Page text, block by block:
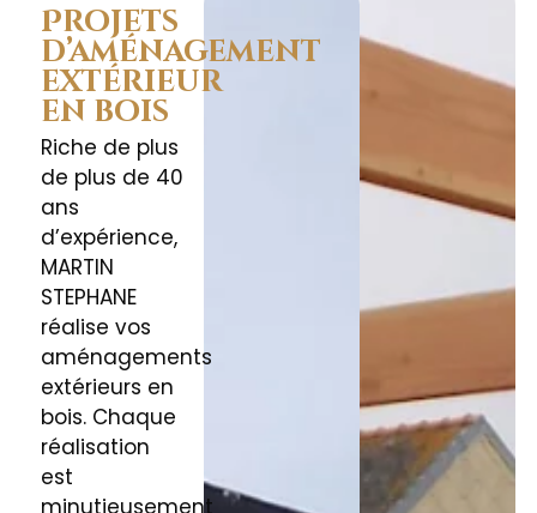
Projets
d’aménagement
extérieur
en bois
Riche de plus
de plus de 40
ans
d’expérience,
MARTIN
STEPHANE
réalise vos
aménagements
extérieurs en
bois. Chaque
réalisation
est
minutieusement